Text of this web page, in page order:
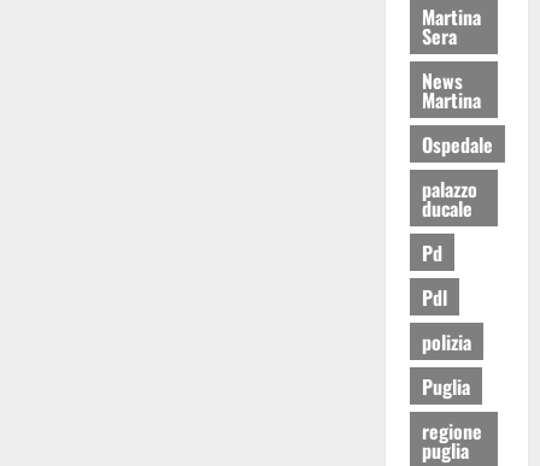
Martina
Sera
News
Martina
Ospedale
palazzo
ducale
Pd
Pdl
polizia
Puglia
regione
puglia